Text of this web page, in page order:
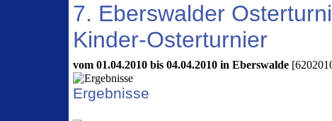
7. Eberswalder
Kinder-Osterturnier
vom 01.04.2010 bis 04.04.2010 in Eberswalde
Ergebnisse